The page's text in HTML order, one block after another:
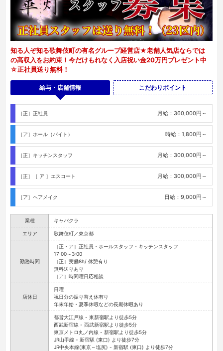
知る人ぞ知る歌舞伎町の有名グループ経営店★老舗人気店ならでは
の高収入をお約束！今だけもれなく入店祝い金20万円プレゼント中
☆正社員送り無料！
給与・店舗情報 こだわりポイント
［正］正社員 月給：360,000円～
［ア］ホール（バイト） 時給：1,800円～
［正］キッチンスタッフ 月給：300,000円～
［正］［ ア ］エスコート 月給：300,000円～
［ア］ヘアメイク 日給：9,000円～
業種 キャバクラ
エリア 歌舞伎町／東京都
勤務時間
［正・ア］正社員・ホールスタッフ・キッチンスタッフ
17:00～3:00
［正］実働8h/ 休憩有り
無料送りあり
［ア］時間曜日応相談
店休日
日曜
祝日分の振り替え休有り
年末年始・夏季休暇などの長期休暇あり
都営大江戸線 - 東新宿駅より徒歩5分
西武新宿線 - 西武新宿駅より徒歩5分
東京メトロ丸ノ内線 - 新宿駅より徒歩5分
JR山手線 - 新宿駅 (東口) より徒歩7分
JR中央本線(東京～塩尻) - 新宿駅 (東口) より徒歩7分